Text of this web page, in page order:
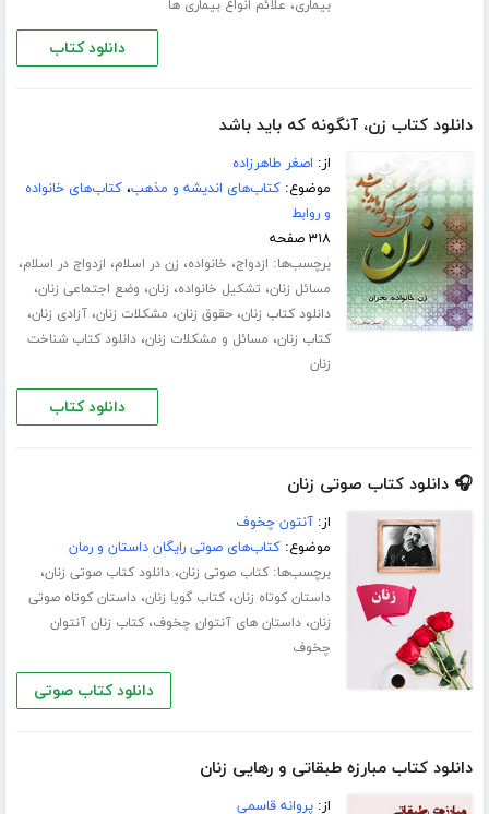
بیماری، علائم انواع بیماری ها
دانلود کتاب
دانلود کتاب زن، آنگونه که باید باشد
از: اصغر طاهرزاده
موضوع:کتاب‌های اندیشه و مذهب،کتاب‌های خانواده
و روابط
۳۱۸ صفحه
برچسب‌ها: ازدواج، خانواده، زن در اسلام، ازدواج در اسلام،
مسائل زنان، تشکیل خانواده، زنان، وضع اجتماعی زنان،
دانلود کتاب زنان،حقوق زنان، مشکلات زنان،آزادی زنان،
کتاب زنان، مسائل و مشکلات زنان،دانلود کتاب شناخت
زنان
دانلود کتاب
🎧 دانلود کتاب صوتی زنان
از:آنتون چخوف
موضوع:کتاب‌های صوتی رایگان داستان و رمان
برچسب‌ها:کتاب صوتی زنان،دانلود کتاب صوتی زنان،
داستان کوتاه زنان،کتاب گویا زنان،داستان کوتاه صوتی
زنان،داستان های آنتوان چخوف،کتاب زنان آنتوان
چخوف
دانلود کتاب صوتی
دانلود کتاب مبارزه طبقاتی و رهایی زنان
از:پروانه قاسمی